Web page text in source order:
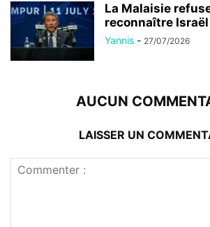
La Malaisie
reconnaître Israël
Yannis - 27/07/2026
AUCUN
LAISSER UN